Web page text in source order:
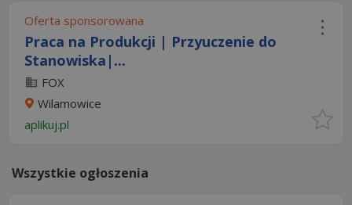
Oferta sponsorowana
Praca na Produkcji | Przyuczenie do
Stanowiska|...
FOX
Wilamowice
aplikuj.pl
Wszystkie ogłoszenia